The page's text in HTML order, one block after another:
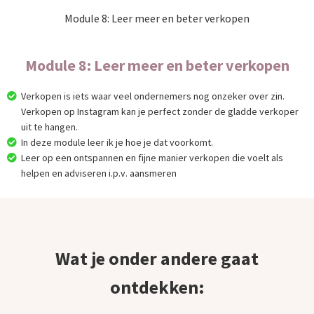
Module 8: Leer meer en beter verkopen
Module 8: Leer meer en beter verkopen
Verkopen is iets waar veel ondernemers nog onzeker over zin.
Verkopen op Instagram kan je perfect zonder de gladde verkoper
uit te hangen.
In deze module leer ik je hoe je dat voorkomt.
Leer op een ontspannen en fijne manier verkopen die voelt als
helpen en adviseren i.p.v. aansmeren
Wat je onder andere gaat
ontdekken: